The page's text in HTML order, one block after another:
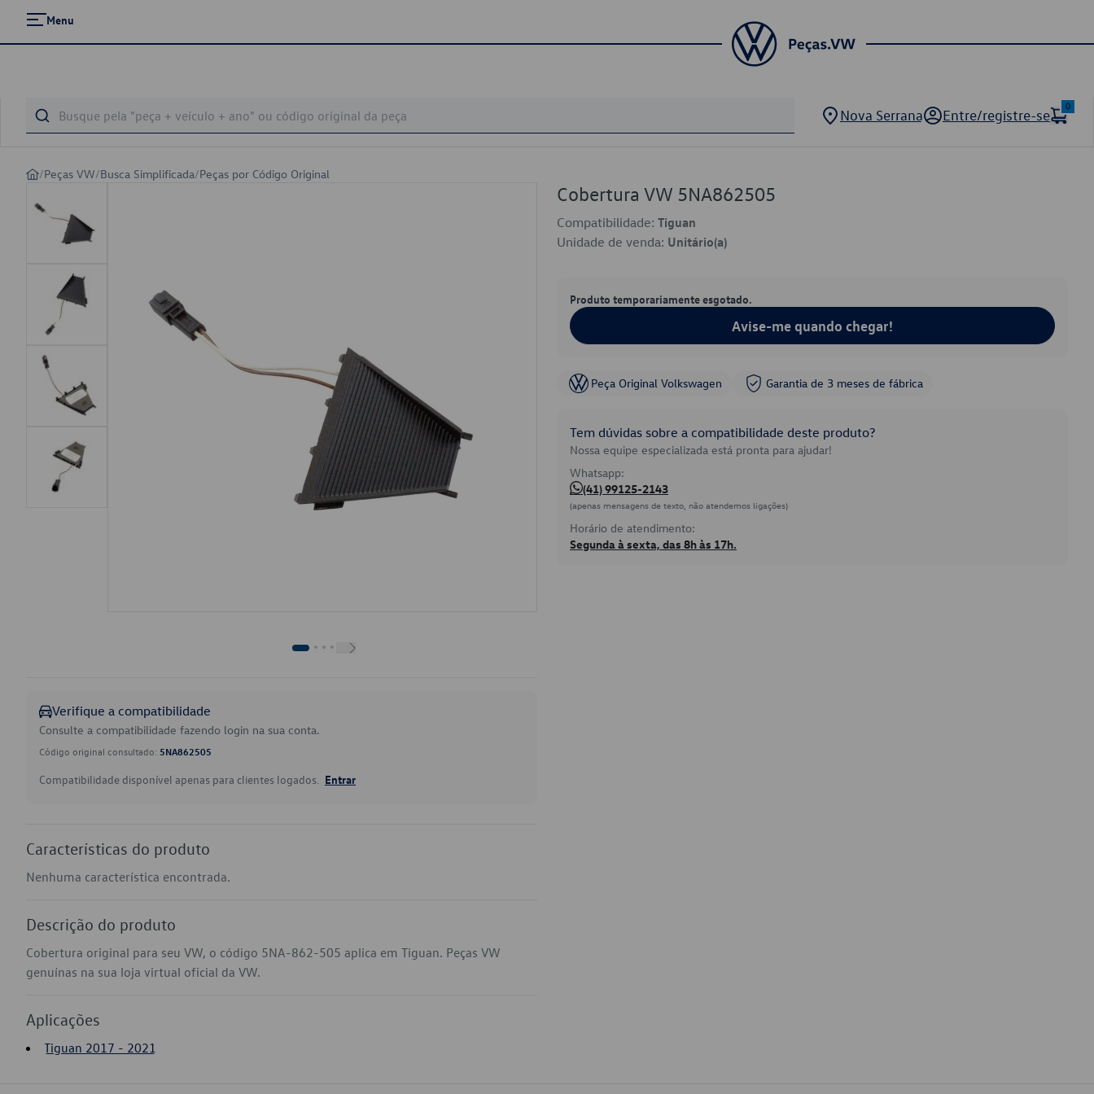
Menu
Nova Serrana Entre/registre-se
0
/Peças VW/Busca Simplificada/Peças por Código Original
Verifique a compatibilidade
Consulte a compatibilidade fazendo login na sua conta.
Código original consultado: 5NA862505
Compatibilidade disponível apenas para clientes logados. Entrar
Características do produto
Nenhuma característica encontrada.
Descrição do produto
Cobertura original para seu VW, o código 5NA-862-505 aplica em Tiguan. Peças VW
genuínas na sua loja virtual oficial da VW.
Aplicações
Tiguan 2017 - 2021
Cobertura VW 5NA862505
Compatibilidade: Tiguan
Unidade de venda: Unitário(a)
Produto temporariamente esgotado.
Avise-me quando chegar!
Peça Original Volkswagen Garantia de 3 meses de fábrica
Tem dúvidas sobre a compatibilidade deste produto?
Nossa equipe especializada está pronta para ajudar!
Whatsapp:
(41) 99125-2143
(apenas mensagens de texto, não atendemos ligações)
Horário de atendimento:
Segunda à sexta, das 8h às 17h.